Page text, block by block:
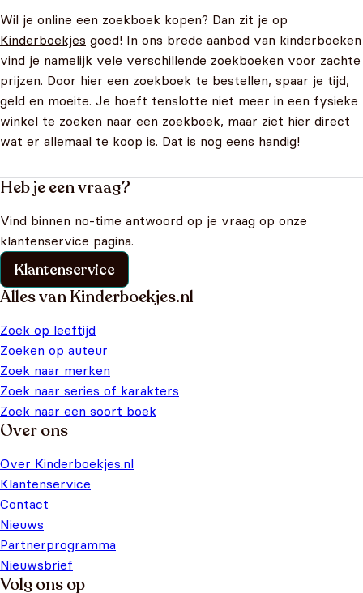
Wil je online een zoekboek kopen? Dan zit je op
Kinderboekjes goed! In ons brede aanbod van kinderboeken
vind je namelijk vele verschillende zoekboeken voor zachte
prijzen. Door hier een zoekboek te bestellen, spaar je tijd,
geld en moeite. Je hoeft tenslotte niet meer in een fysieke
winkel te zoeken naar een zoekboek, maar ziet hier direct
wat er allemaal te koop is. Dat is nog eens handig!
Heb je een vraag?
Vind binnen no-time antwoord op je vraag op onze
klantenservice pagina.
Klantenservice
Alles van Kinderboekjes.nl
Zoek op leeftijd
Zoeken op auteur
Zoek naar merken
Zoek naar series of karakters
Zoek naar een soort boek
Over ons
Over Kinderboekjes.nl
Klantenservice
Contact
Nieuws
Partnerprogramma
Nieuwsbrief
Volg ons op